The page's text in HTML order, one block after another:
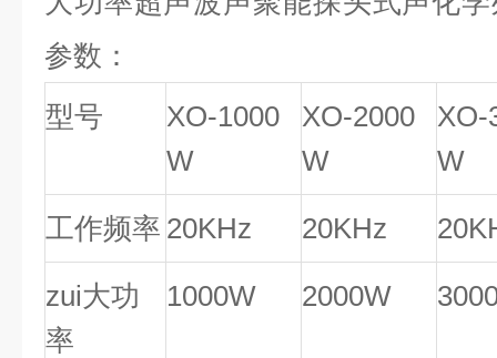
参数 ：
型号
XO-1000
W
XO-2000
W
XO-
W
工作频率 20KHz 20KHz 20K
zui大功
率
1000W 2000W 30